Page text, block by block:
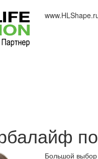
www.HLShape
Большой выбор